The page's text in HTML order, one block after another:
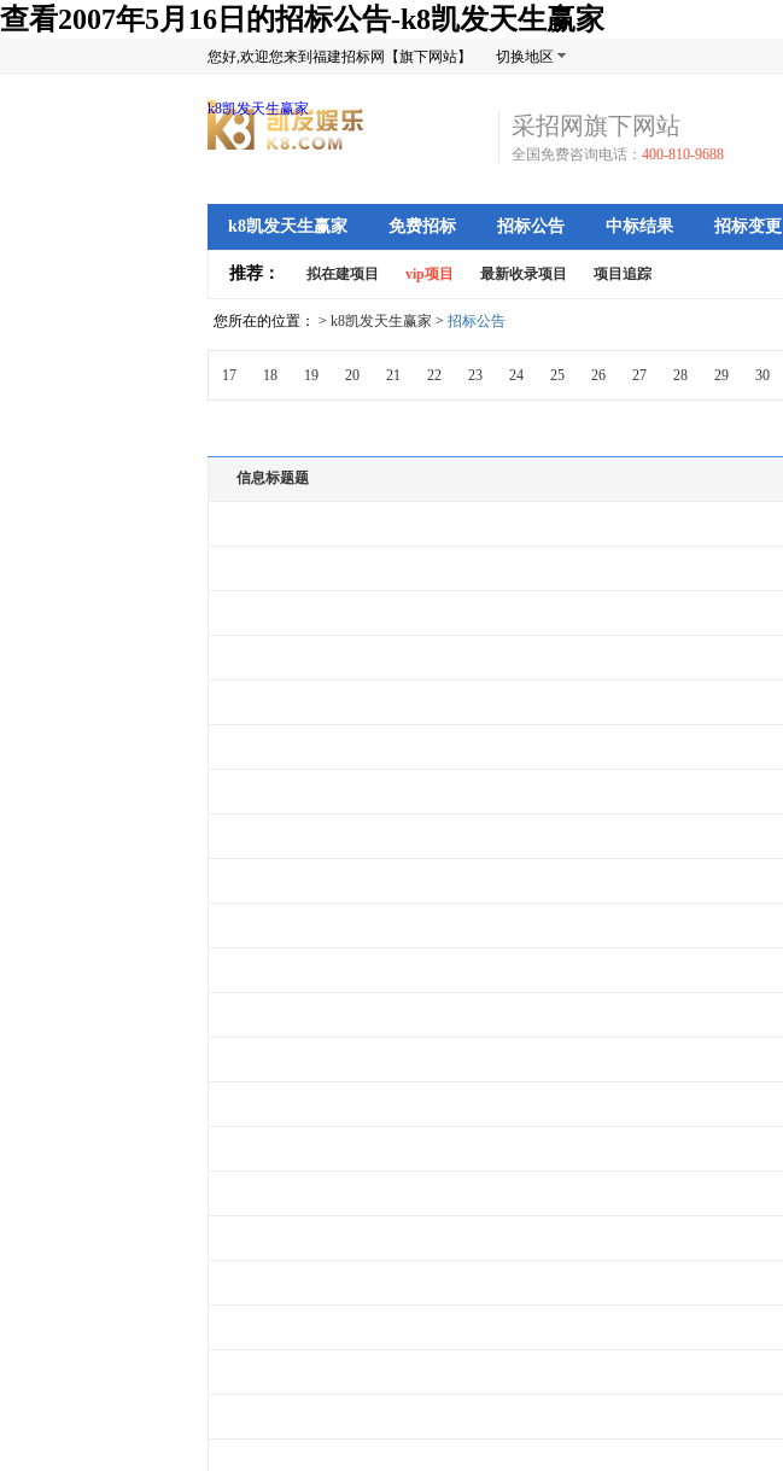
查看2007年5月16日的招标公告-k8凯发天生赢家
您好,欢迎您来到福建招标网【旗下网站】 切换地区
k8凯发天生赢家
采招网旗下网站
全国免费咨询电话： 400-810-9688
k8凯发天生赢家 免费招标 招标公告 中标结果 招标变更
推荐： 拟在建项目 vip项目 最新收录项目 项目追踪
您所在的位置： > k8凯发天生赢家 > 招标公告
17 18 19 20 21 22 23 24 25 26 27 28 29 30
信息标题题